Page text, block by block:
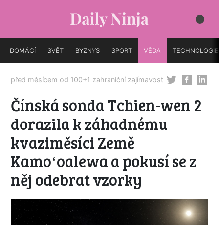
DOMÁCÍ SVĚT BYZNYS SPORT VĚDA TECHNOLOGIE
před měsícem od 100+1 zahraniční zajímavost
Čínská sonda Tchien-wen 2
dorazila k záhadnému
kvaziměsíci Země
Kamoʻoalewa a pokusí se z
něj odebrat vzorky